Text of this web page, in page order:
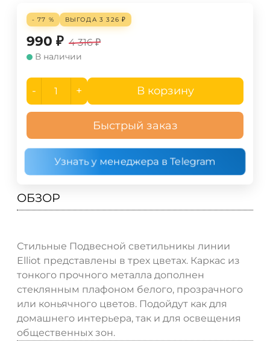
- 77 % ВЫГОДА 3 326 ₽
990 ₽ 4 316 ₽
В наличии
- + В корзину
Быстрый заказ
Узнать у менеджера в Telegram
ОБЗОР
Стильные Подвесной светильникы линии
Elliot представлены в трех цветах. Каркас из
тонкого прочного металла дополнен
стеклянным плафоном белого, прозрачного
или коньячного цветов. Подойдут как для
домашнего интерьера, так и для освещения
общественных зон.